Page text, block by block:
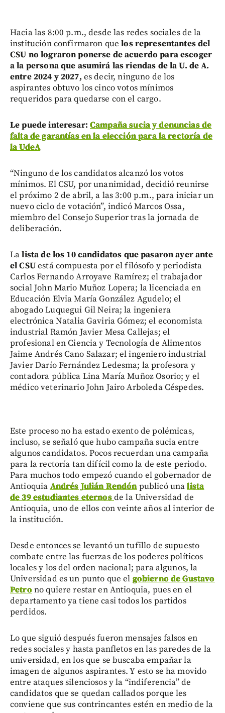
Hacia las 8:00 p.m., desde las redes sociales de la
institución confirmaron quelos representantes del
CSU no lograron ponerse de acuerdo para escoger
a la persona que asumirá las riendas de la U. de A.
entre 2024 y 2027, es decir, ninguno de los
aspirantes obtuvo los cinco votos mínimos
requeridos para quedarse con el cargo.
Le puede interesar: Campaña sucia y denuncias de
falta de garantías en la elección para la rectoría de
la UdeA
“Ninguno de los candidatos alcanzó los votos
mínimos. El CSU, por unanimidad, decidió reunirse
el próximo 2 de abril, a las 3:00 p.m., para iniciar un
nuevo ciclo de votación”, indicó Marcos Ossa,
miembro del Consejo Superior tras la jornada de
deliberación.
Lalista de los 10 candidatos que pasaron ayer ante
el CSUestá compuesta por el filósofo y periodista
Carlos Fernando Arroyave Ramírez; el trabajador
social John Mario Muñoz Lopera; la licenciada en
Educación Elvia María González Agudelo; el
abogado Luquegui Gil Neira; la ingeniera
electrónica Natalia Gaviria Gómez; el economista
industrial Ramón Javier Mesa Callejas; el
profesional en Ciencia y Tecnología de Alimentos
Jaime Andrés Cano Salazar; el ingeniero industrial
Javier Darío Fernández Ledesma; la profesora y
contadora pública Lina María Muñoz Osorio; y el
médico veterinario John Jairo Arboleda Céspedes.
Este proceso no ha estado exento de polémicas,
incluso, se señaló que hubo campaña sucia entre
algunos candidatos. Pocos recuerdan una campaña
para la rectoría tan difícil como la de este periodo.
Para muchos todo empezó cuando el gobernador de
Antioquia Andrés Julián Rendónpublicó unalista
de 39 estudiantes eternosde la Universidad de
Antioquia, uno de ellos con veinte años al interior de
la institución.
Desde entonces se levantó un tufillo de supuesto
combate entre las fuerzas de los poderes políticos
locales y los del orden nacional; para algunos, la
Universidad es un punto que el gobierno de Gustavo
Petrono quiere restar en Antioquia, pues en el
departamento ya tiene casi todos los partidos
perdidos.
Lo que siguió después fueron mensajes falsos en
redes sociales y hasta panfletos en las paredes de la
universidad, en los que se buscaba empañar la
imagen de algunos aspirantes. Y esto se ha movido
entre ataques silenciosos y la “indiferencia” de
candidatos que se quedan callados porque les
conviene que sus contrincantes estén en medio de la